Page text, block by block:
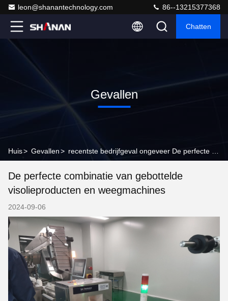
leon@shanantechnology.com 86--13215377368
Chatten
Gevallen
Huis> Gevallen>
De perfecte combinatie van gebottelde
visolieproducten en weegmachines
2024-09-06